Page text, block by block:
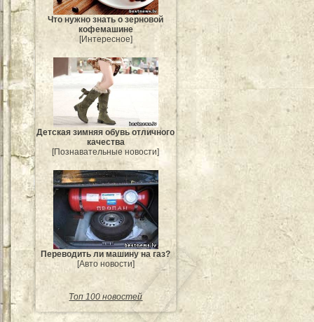
Что нужно знать о зерновой
кофемашине
[Интересное]
Детская зимняя обувь отличного
качества
[Познавательные новости]
Переводить ли машину на газ?
[Авто новости]
Топ 100 новостей